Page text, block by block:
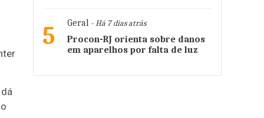
5 Geral - Há 7 dias atrás
Procon-RJ orienta sobre danos
em aparelhos por falta de luz